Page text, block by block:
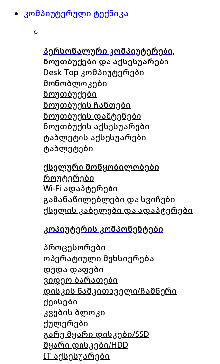
კომპიუტერული ტექნიკა
პერსონალური კომპიუტერები,
ნოუთბუქები და აქსესუარები
Desk Top კომპიუტერები
მონობლოკები
ნოუთბუქები
ნოუთბუქის ჩანთები
ნოუთბუქის დამტენები
ნოუთბუქის აქსესუარები
ტაბლეტის აქსესუარები
ტაბლეტები
ქსელური მოწყობილობები
როუტერები
Wi-Fi ადაპტერები
გამანაწილებლები და სვიჩები
ქსელის კაბელები და ადაპტერები
კოპიუტერის კომპონენტები
პროცესორები
ოპერატიული მეხსიერება
დედა დაფები
ვიდეო ბარათები
დისკის წამკითხველი/ჩამწერი
ქეისები
კვების ბლოკი
ქულერები
გარე მყარი დისკები/SSD
მყარი დისკები/HDD
IT აქსესუარები